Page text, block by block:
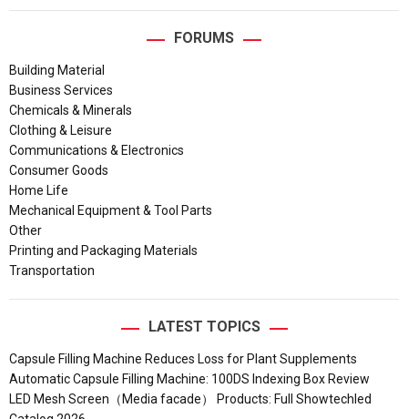
FORUMS
Building Material
Business Services
Chemicals & Minerals
Clothing & Leisure
Communications & Electronics
Consumer Goods
Home Life
Mechanical Equipment & Tool Parts
Other
Printing and Packaging Materials
Transportation
LATEST TOPICS
Capsule Filling Machine Reduces Loss for Plant Supplements
Automatic Capsule Filling Machine: 100DS Indexing Box Review
LED Mesh Screen（Media facade） Products: Full Showtechled